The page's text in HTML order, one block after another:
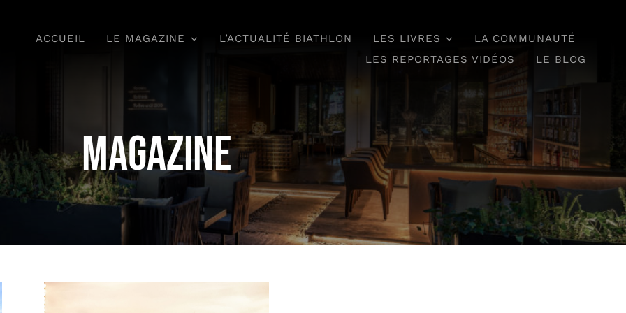
ACCUEIL LE MAGAZINE L’ACTUALITÉ BIATHLON LES LIVRES
LA COMMUNAUTÉ
LES REPORTAGES VIDÉOS
LE BLOG
magazine